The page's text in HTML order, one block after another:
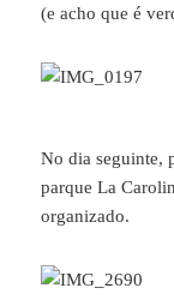
(e acho que é
No dia seguinte,
parque La
organizado.